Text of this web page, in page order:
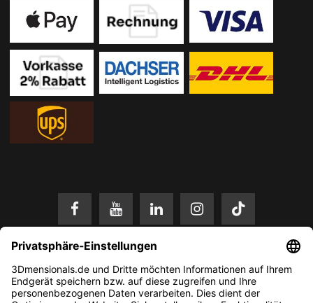
* Alle Preise in EUR inkl. gesetzl. Mehrwertsteuer zzgl. Versandkosten.
Änderungen und Irrtümer vorbehalten. Nur solange der Vorrat reicht.
© 2026 3Dmensionals / PONTIALIS GmbH & Co. KG - All Rights Reserved.​